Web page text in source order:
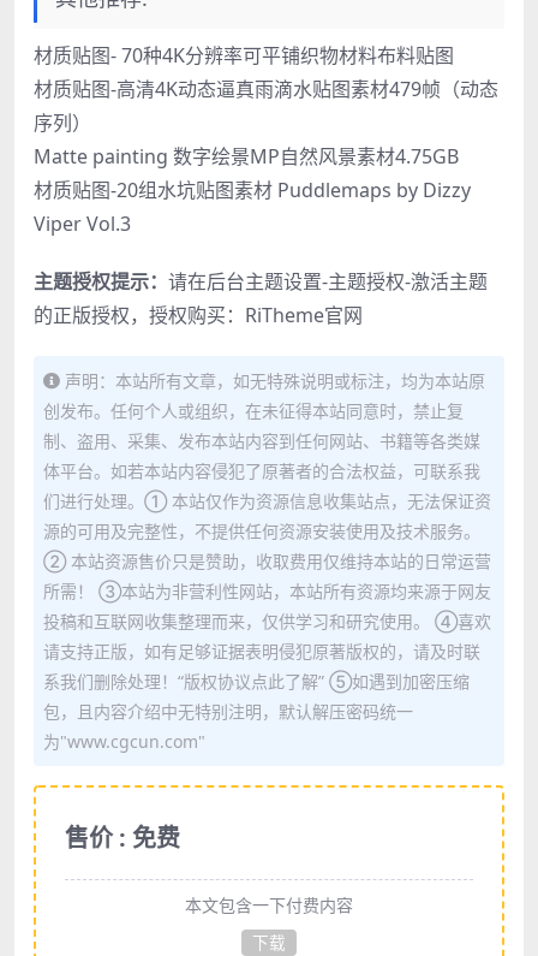
材质贴图- 70种4K分辨率可平铺织物材料布料贴图
材质贴图-高清4K动态逼真雨滴水贴图素材479帧（动态
序列）
Matte painting 数字绘景MP自然风景素材4.75GB
材质贴图-20组水坑贴图素材 Puddlemaps by Dizzy
Viper Vol.3
主题授权提示： 请在后台主题设置-主题授权-激活主题
的正版授权，授权购买： RiTheme官网
声明：本站所有文章，如无特殊说明或标注，均为本站原
创发布。任何个人或组织，在未征得本站同意时，禁止复
制、盗用、采集、发布本站内容到任何网站、书籍等各类媒
体平台。如若本站内容侵犯了原著者的合法权益，可联系我
们进行处理。① 本站仅作为资源信息收集站点，无法保证资
源的可用及完整性，不提供任何资源安装使用及技术服务。
② 本站资源售价只是赞助，收取费用仅维持本站的日常运营
所需！ ③本站为非营利性网站，本站所有资源均来源于网友
投稿和互联网收集整理而来，仅供学习和研究使用。 ④喜欢
请支持正版，如有足够证据表明侵犯原著版权的，请及时联
系我们删除处理！“版权协议点此了解” ⑤如遇到加密压缩
包，且内容介绍中无特别注明，默认解压密码统一
为"www.cgcun.com"
售价 : 免费
本文包含一下付费内容
下载